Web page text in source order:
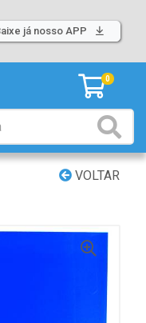
já nosso APP
0
VOLTAR